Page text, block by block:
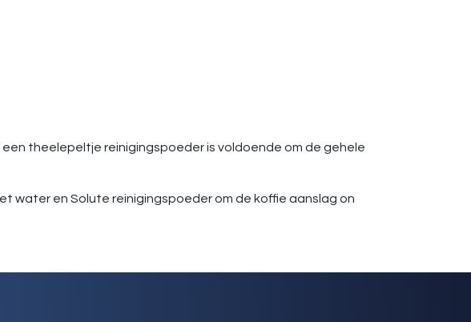
theelepeltje reinigingspoeder is voldoende om de gehele
water en Solute reinigingspoeder om de koffie aanslag on